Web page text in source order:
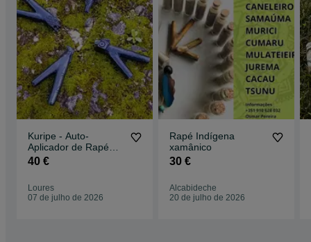
Kuripe - Auto-
Aplicador de Rapé
em Pedra Serpentina
40 €
Loures
07 de julho de 2026
Rapé Indígena
xamânico
30 €
Alcabideche
20 de julho de 2026